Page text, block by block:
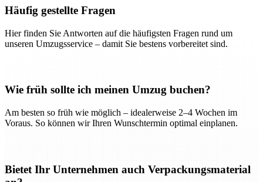
Häufig gestellte Fragen
Hier finden Sie Antworten auf die häufigsten Fragen rund um
unseren Umzugsservice – damit Sie bestens vorbereitet sind.
Wie früh sollte ich meinen Umzug buchen?
Am besten so früh wie möglich – idealerweise 2–4 Wochen im
Voraus. So können wir Ihren Wunschtermin optimal einplanen.
Bietet Ihr Unternehmen auch Verpackungsmaterial